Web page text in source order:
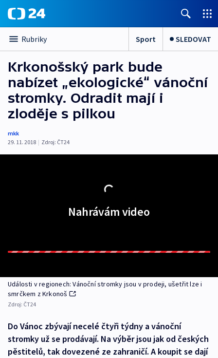
Rubriky Sport SLEDOVAT
Krkonošský park bude
nabízet „ekologické“ vánoční
stromky. Odradit mají i
zloděje s pilkou
mkk
29. 11. 2018 | Zdroj: ČT24
Nahrávám video
Události v regionech: Vánoční stromky jsou v prodeji, ušetřit lze i
smrčkem z Krkonoš
Zdroj: ČT24
Do Vánoc zbývají necelé čtyři týdny a vánoční
stromky už se prodávají. Na výběr jsou jak od českých
pěstitelů, tak dovezené ze zahraničí. A koupit se dají